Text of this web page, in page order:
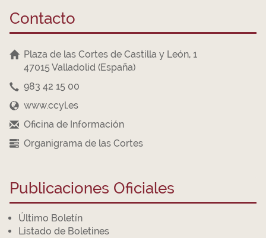
Contacto
Plaza de las Cortes de Castilla y León, 1
47015 Valladolid (España)
983 42 15 00
www.ccyl.es
Oficina de Información
Organigrama de las Cortes
Publicaciones Oficiales
Último Boletín
Listado de Boletines